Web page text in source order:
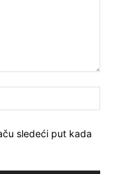
sledeći put kada